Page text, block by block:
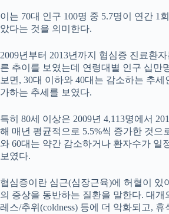
이는 70대 인구 100명 중 5.7명이 연간 1
았다는 것을 의미한다.
2009년부터 2013년까지 협심증 진료환
른 추이를 보였는데 연령대별 인구 십만
보면, 30대 이하와 40대는 감소하는 추세
가하는 추세를 보였다.
특히 80세 이상은 2009년 4,113명에서
해 매년 평균적으로 5.5%씩 증가한 것으
와 60대는 약간 감소하거나 환자수가 일
보였다.
협심증이란 심근(심장근육)에 허혈이 있
의 증상을 동반하는 질환을 말한다. 대개
레스/추위(coldness) 등에 더 악화되고, 휴